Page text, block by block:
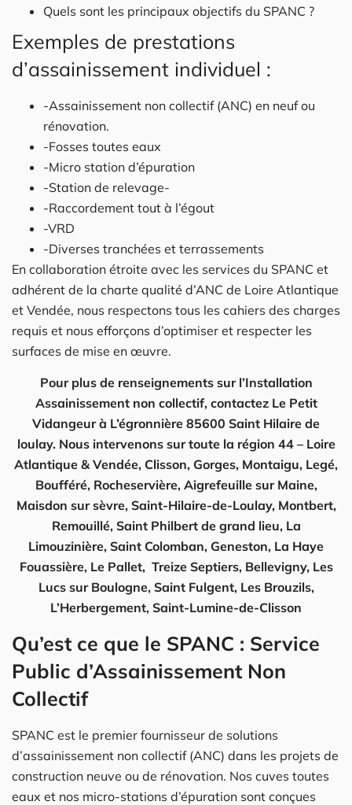
Quels sont les principaux objectifs du SPANC ?
Exemples de prestations
d’assainissement individuel :
-Assainissement non collectif (ANC) en neuf ou
rénovation.
-Fosses toutes eaux
-Micro station d’épuration
-Station de relevage-
-Raccordement tout à l’égout
-VRD
-Diverses tranchées et terrassements
En collaboration étroite avec les services du SPANC et
adhérent de la charte qualité d’ANC de Loire Atlantique
et Vendée, nous respectons tous les cahiers des charges
requis et nous efforçons d’optimiser et respecter les
surfaces de mise en œuvre.
Pour plus de renseignements sur l’Installation
Assainissement non collectif, contactez Le Petit
Vidangeur à L’égronnière 85600 Saint Hilaire de
loulay. Nous intervenons sur toute la région 44 – Loire
Atlantique & Vendée, Clisson, Gorges, Montaigu, Legé,
Boufféré, Rocheservière, Aigrefeuille sur Maine,
Maisdon sur sèvre, Saint-Hilaire-de-Loulay, Montbert,
Remouillé, Saint Philbert de grand lieu, La
Limouzinière, Saint Colomban, Geneston, La Haye
Fouassière, Le Pallet, Treize Septiers, Bellevigny, Les
Lucs sur Boulogne, Saint Fulgent, Les Brouzils,
L’Herbergement, Saint-Lumine-de-Clisson
Qu’est ce que le SPANC : Service
Public d’Assainissement Non
Collectif
SPANC est le premier fournisseur de solutions
d’assainissement non collectif (ANC) dans les projets de
construction neuve ou de rénovation. Nos cuves toutes
eaux et nos micro-stations d’épuration sont conçues